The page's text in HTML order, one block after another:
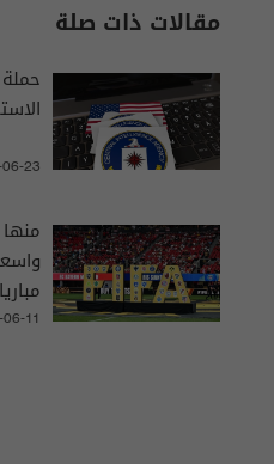
مقالات ذات صلة
23
11